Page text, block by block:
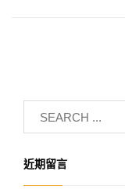
近期留言